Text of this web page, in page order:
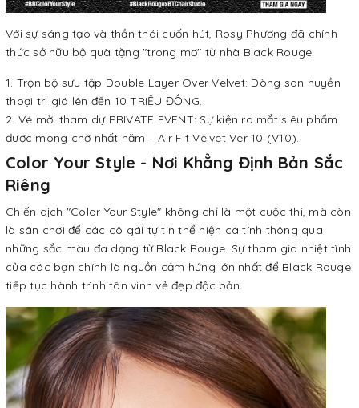
Với sự sáng tạo và thần thái cuốn hút, Rosy Phương đã chính
thức sở hữu bộ quà tặng "trong mơ" từ nhà Black Rouge:
Trọn bộ sưu tập Double Layer Over Velvet: Dòng son huyền
thoại trị giá lên đến 10 TRIỆU ĐỒNG.
Vé mời tham dự PRIVATE EVENT: Sự kiện ra mắt siêu phẩm
được mong chờ nhất năm – Air Fit Velvet Ver 10 (V10).
Color Your Style - Nơi Khẳng Định Bản Sắc
Riêng
Chiến dịch "Color Your Style" không chỉ là một cuộc thi, mà còn
là sân chơi để các cô gái tự tin thể hiện cá tính thông qua
những sắc màu đa dạng từ Black Rouge. Sự tham gia nhiệt tình
của các bạn chính là nguồn cảm hứng lớn nhất để Black Rouge
tiếp tục hành trình tôn vinh vẻ đẹp độc bản.